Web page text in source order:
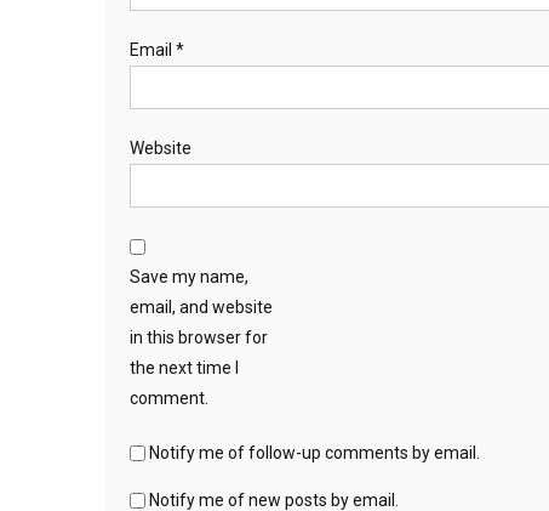
Email *
Website
Save my name,
email, and website
in this browser for
the next time I
comment.
Notify me of follow-up comments by email.
Notify me of new posts by email.